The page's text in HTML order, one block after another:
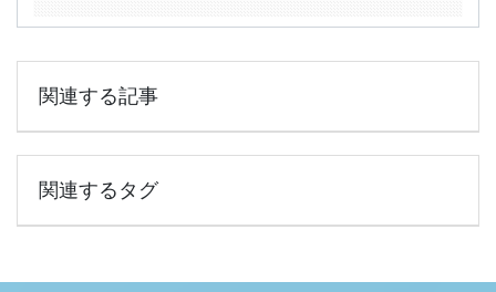
関連する記事
関連するタグ